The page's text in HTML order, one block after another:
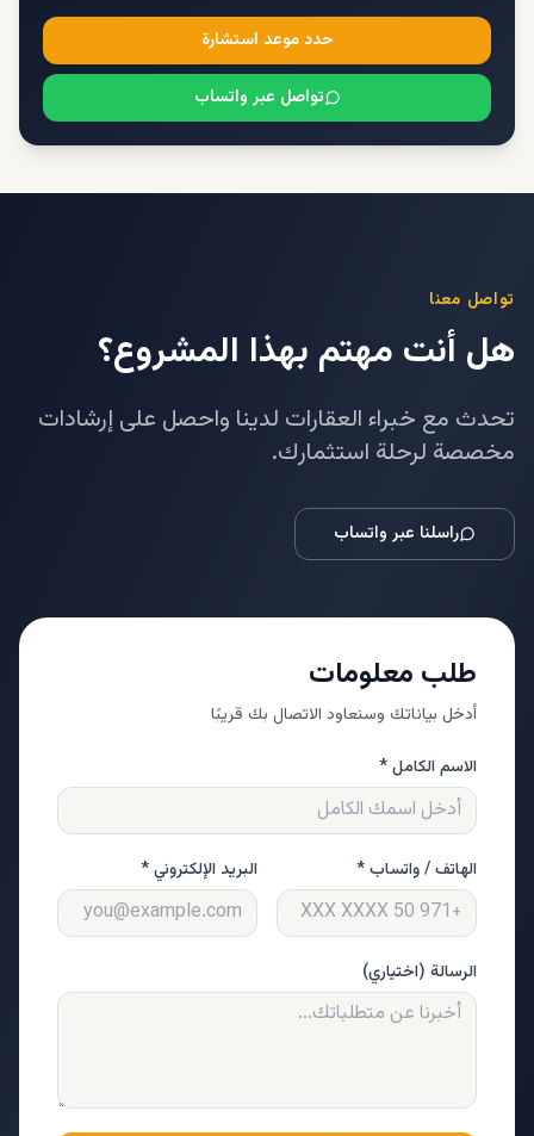
حدد موعد استشارة
تواصل عبر واتساب
تواصل معنا
هل أنت مهتم بهذا المشروع؟
تحدث مع خبراء العقارات لدينا واحصل على إرشادات
مخصصة لرحلة استثمارك.
راسلنا عبر واتساب
طلب معلومات
أدخل بياناتك وسنعاود الاتصال بك قريبًا
الاسم الكامل *
الهاتف / واتساب * البريد الإلكتروني *
الرسالة (اختياري)